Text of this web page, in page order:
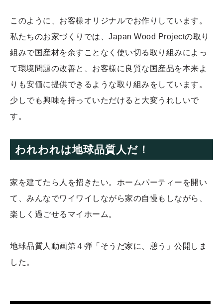
このように、お客様オリジナルでお作りしています。
私たちのお家づくりでは、Japan Wood Projectの取り
組みで国産材を余すことなく使い切る取り組みによっ
て環境問題の改善と、 お客様に良質な国産品を本来よ
りも安価に提供できるような取り組みをしています。
少しでも興味を持っていただけると大変うれしいで
す。
われわれは地球品質人だ！
家を建てたら人を招きたい。ホームパーティーを開い
て、みんなでワイワイしながら家の自慢もしながら、
楽しく過ごせるマイホーム。
地球品質人動画第４弾「そうだ家に、憩う」公開しま
した。